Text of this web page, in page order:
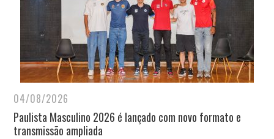
04/08/2026
Paulista Masculino 2026 é lançado com novo formato e
transmissão ampliada